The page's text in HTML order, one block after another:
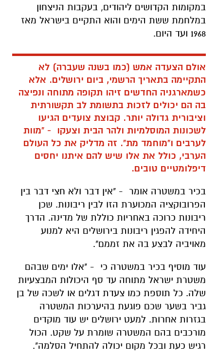
במקומות הקדושים ליהודים, בעקבות הניצחון
במלחמת ששת הימים והוא התקיים בישראל מאז
1968 ועד היום.
אולם הצעדה אמש (כמו בשנה שעברה) לא
התקיימה בתאריך הרשמי, ביום ירושלים. אלא
כשמארגניה החדשים זיהו תקופה מתוחה ונפיצה
בה הם יכולים לזכות בתשומת לב תקשורתית
וציבורית גדולה יותר. קבוצת צועדים הגיעו
לשכונות המוסלמיות ולהר הבית וצעקו - "מוות
לערבים ו"מוחמד מת". זה מדליק את כל העולם
הערבי, כולל את אלו שיש להם איתנו יחסים
דיפלומטיים טובים.
בכיר במשטרה אומר - "אין דבר ולא חצי דבר בין
הפרובוקציה המכוערת הזו לבין ריבונות. שכן
ריבונות כרוכה באחריות כוללת של מדינה. הדרך
היחידה להפגין ריבונות בירושלים היא למנוע
מאויביה לבצע בה את זממם".
עוד מוסיף בכיר במשטרה כי - "אלו ימים שבהם
משטרת ישראל מתוחה עד סף היכולות המבצעיות
שלה. כל תוספת כמו צעדת דגלים או לשכה של בן
גביר בשער שכם פוגעת בהיערכות המשטרה
בגזרות אחרות. למעט ירושלים יש עוד מוקדים
מורכבים בהם המשטרה שומרת על שקט. הכול
רגיש כעת ובכל מקום יכולה להתחיל הסלמה".